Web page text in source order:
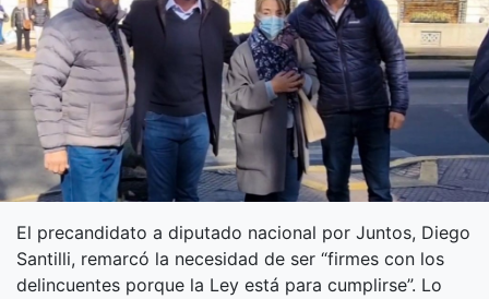
El precandidato a diputado nacional por Juntos, Diego
Santilli, remarcó la necesidad de ser “firmes con los
delincuentes porque la Ley está para cumplirse”. Lo